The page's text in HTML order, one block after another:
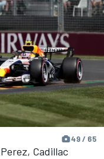
49 / 65
Cadillac